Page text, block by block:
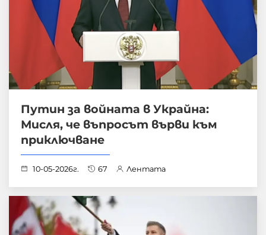
Путин за войната в Украйна:
Мисля, че въпросът върви към
приключване
10-05-2026г. 67 Лентата